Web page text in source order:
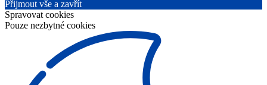
Přijmout vše a zavřít
Spravovat cookies
Pouze nezbytné cookies